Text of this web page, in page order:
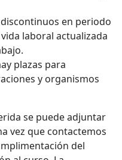
en periodo
laboral actualizada
plazas para
y organismos
se puede adjuntar
vez que contactemos
del